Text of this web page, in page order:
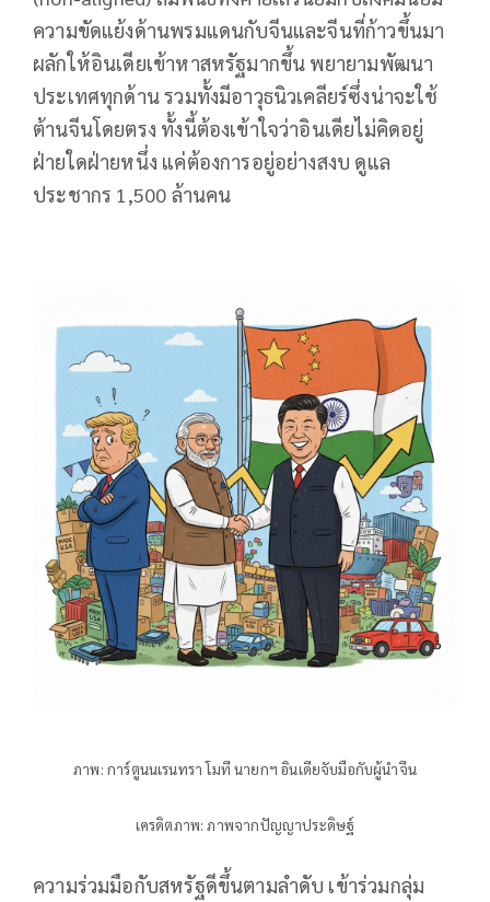
ความขัดแย้งด้านพรมแดนกับจีนและจีนที่ก้าวขึ้นมา
ผลักให้อินเดียเข้าหาสหรัฐมากขึ้น พยายามพัฒนา
ประเทศทุกด้าน รวมทั้งมีอาวุธนิวเคลียร์ซึ่งน่าจะใช้
ต้านจีนโดยตรง ทั้งนี้ต้องเข้าใจว่าอินเดียไม่คิดอยู่
ฝ่ายใดฝ่ายหนึ่ง แค่ต้องการอยู่อย่างสงบ ดูแล
ประชากร 1,500 ล้านคน
ภาพ: การ์ตูนนเรนทรา โมที นายกฯ อินเดียจับมือกับผู้นำจีน
เครดิตภาพ: ภาพจากปัญญาประดิษฐ์
ความร่วมมือกับสหรัฐดีขึ้นตามลำดับ เข้าร่วมกลุ่ม